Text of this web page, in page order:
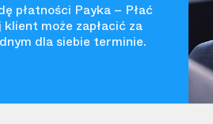
płatności Payka – Płać
może zapłacić za
dla siebie terminie.